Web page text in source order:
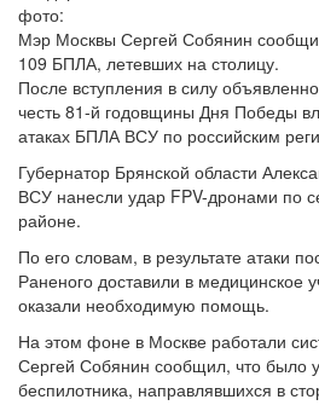
фото:
Мэр Москвы Сергей Собянин
109 БПЛА, летевших на столицу.
После вступления в силу
честь 81-й годовщины Дня Победы
атаках БПЛА ВСУ по российским
Губернатор Брянской области
ВСУ нанесли удар FPV-дронами по
районе.
По его словам, в результате атаки
Раненого доставили в медицинское
оказали необходимую помощь.
На этом фоне в Москве работали
Сергей Собянин сообщил, что было
беспилотника, направлявшихся в